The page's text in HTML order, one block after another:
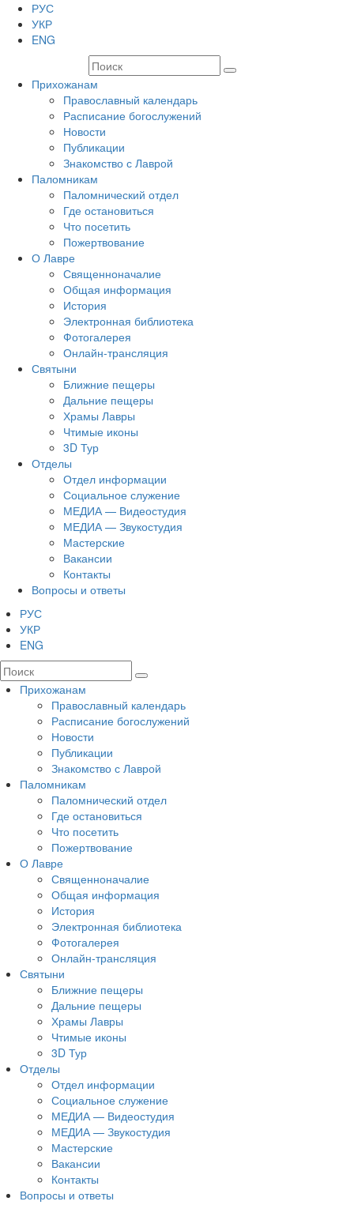
РУС
УКР
ENG
Прихожанам
Православный календарь
Расписание богослужений
Новости
Публикации
Знакомство с Лаврой
Паломникам
Паломнический отдел
Где остановиться
Что посетить
Пожертвование
О Лавре
Священноначалие
Общая информация
История
Электронная библиотека
Фотогалерея
Онлайн-трансляция
Святыни
Ближние пещеры
Дальние пещеры
Храмы Лавры
Чтимые иконы
3D Тур
Отделы
Отдел информации
Социальное служение
МЕДИА — Видеостудия
МЕДИА — Звукостудия
Мастерские
Вакансии
Контакты
Вопросы и ответы
РУС
УКР
ENG
Прихожанам
Православный календарь
Расписание богослужений
Новости
Публикации
Знакомство с Лаврой
Паломникам
Паломнический отдел
Где остановиться
Что посетить
Пожертвование
О Лавре
Священноначалие
Общая информация
История
Электронная библиотека
Фотогалерея
Онлайн-трансляция
Святыни
Ближние пещеры
Дальние пещеры
Храмы Лавры
Чтимые иконы
3D Тур
Отделы
Отдел информации
Социальное служение
МЕДИА — Видеостудия
МЕДИА — Звукостудия
Мастерские
Вакансии
Контакты
Вопросы и ответы